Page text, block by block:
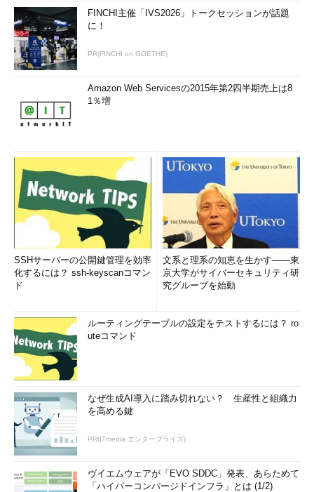
FINCHI主催「IVS2026」トークセッションが話題
に！
PR(FINCHI on GOETHE)
Amazon Web Servicesの2015年第2四半期売上は8
1％増
SSHサーバーの公開鍵管理を効率
化するには？ ssh-keyscanコマン
ド
文系と理系の知恵を生かす――東
京大学がサイバーセキュリティ研
究グループを始動
ルーティングテーブルの設定をテストするには？ ro
uteコマンド
なぜ生成AI導入に踏み切れない？ 生産性と組織力
を高める鍵
PR(ITmedia エンタープライズ)
ヴイエムウェアが「EVO SDDC」発表、あらためて
「ハイパーコンバージドインフラ」とは (1/2)